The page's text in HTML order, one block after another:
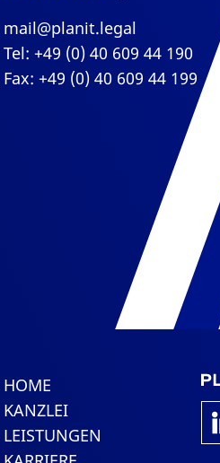
mail@planit.legal
Tel: +49 (0) 40 609 44 190
Fax: +49 (0) 40 609 44 199
HOME
KANZLEI
LEISTUNGEN